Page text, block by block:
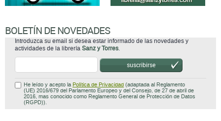
BOLETÍN DE NOVEDADES
Introduzca su email si desea estar informado de las novedades y
actividades de la librería Sanz y Torres.
suscribirse
He leído y acepto la Política de Privacidad (adaptada al Reglamento
(UE) 2016/679 del Parlamento Europeo y del Consejo, de 27 de abril de
2016, mas conocido como Reglamento General de Protección de Datos
(RGPD)).